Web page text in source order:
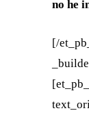
no he
[/